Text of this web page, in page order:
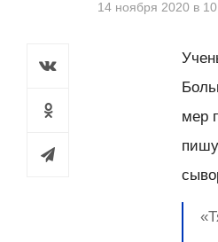
14 ноября 2020 в
мер